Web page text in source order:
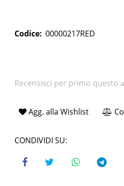
Codice: 00000217RED
Recensisci per primo questo
Agg. alla Wishlist
CONDIVIDI SU: